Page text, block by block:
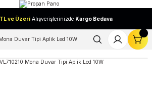
ve Üzeri Alışverişlerinizde Kargo Bedava